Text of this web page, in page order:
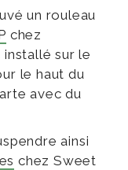
un rouleau
chez
sur le
le haut du
avec du
ainsi
chez Sweet